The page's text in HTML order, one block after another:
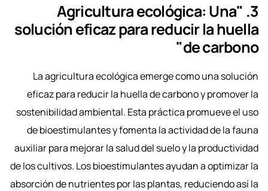
3. "Agricultura ecológica: Una
solución eficaz para reducir la huella
de carbono"
La agricultura ecológica emerge como una solución
eficaz para reducir la huella de carbono y promover la
sostenibilidad ambiental. Esta práctica promueve el uso
de bioestimulantes y fomenta la actividad de la fauna
auxiliar para mejorar la salud del suelo y la productividad
de los cultivos. Los bioestimulantes ayudan a optimizar la
absorción de nutrientes por las plantas, reduciendo así la